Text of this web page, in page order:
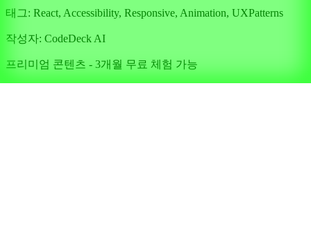
태그: React, Accessibility, Responsive, Animation, UXPatterns
작성자: CodeDeck AI
프리미엄 콘텐츠 - 3개월 무료 체험 가능